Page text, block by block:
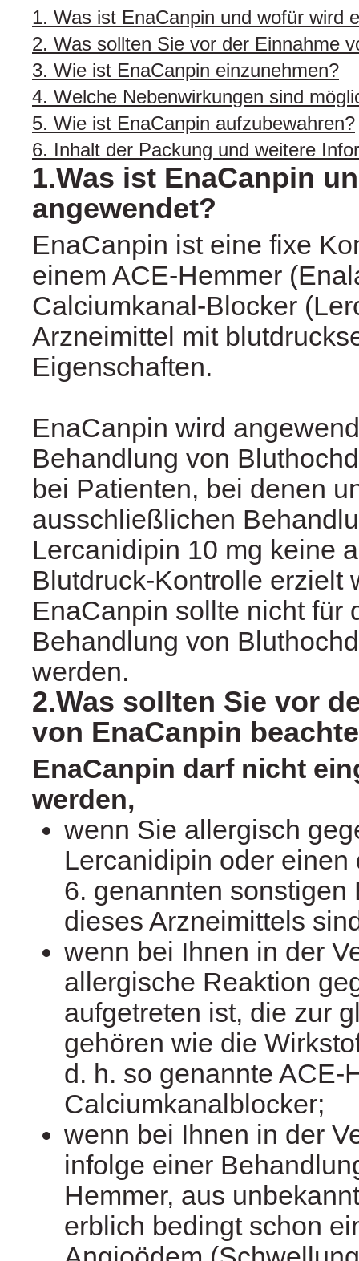
1. Was ist EnaCanpin und wofür wird
2. Was sollten Sie vor der Einnahme
3. Wie ist EnaCanpin einzunehmen?
4. Welche Nebenwirkungen sind
5. Wie ist EnaCanpin aufzubewahren?
6. Inhalt der Packung und weitere
1.Was ist EnaCanpin
angewendet?
EnaCanpin ist eine fixe
einem ACE-Hemmer
Calciumkanal-Blocker
Arzneimittel mit
Eigenschaften.
EnaCanpin wird
Behandlung von
bei Patienten, bei denen
ausschließlichen
Lercanidipin 10 mg keine
Blutdruck-Kontrolle erzielt
EnaCanpin sollte nicht für
Behandlung von
werden.
2.Was sollten Sie vor
von EnaCanpin
EnaCanpin darf nicht
werden,
wenn Sie allergisch
Lercanidipin oder einen
6. genannten sonstigen
dieses Arzneimittels
wenn bei Ihnen in der
allergische Reaktion
aufgetreten ist, die zur
gehören wie die
d. h. so genannte ACE-
Calciumkanalblocker;
wenn bei Ihnen in der
infolge einer
Hemmer, aus
erblich bedingt schon